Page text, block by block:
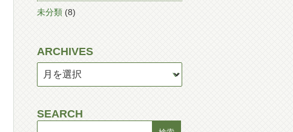
未分類 (8)
ARCHIVES
SEARCH